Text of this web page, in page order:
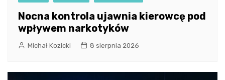
Nocna kontrola ujawnia kierowcę pod
wpływem narkotyków
Michał Kozicki 8 sierpnia 2026